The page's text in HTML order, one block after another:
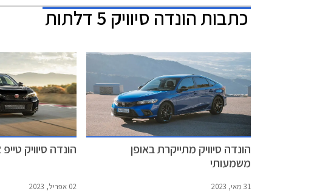
כתבותהונדה סיוויק 5 דלתות
הונדה סיוויק מתייקרת באופן
משמעותי
31 מאי, 2023
הונדה סיוויק טייפ R מושקת בישראל
02 אפריל, 2023